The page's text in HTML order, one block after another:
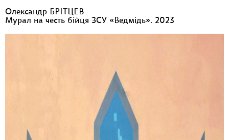
Олександр БРІТЦЕВ
Мурал на честь бійця ЗСУ «Ведмідь». 2023